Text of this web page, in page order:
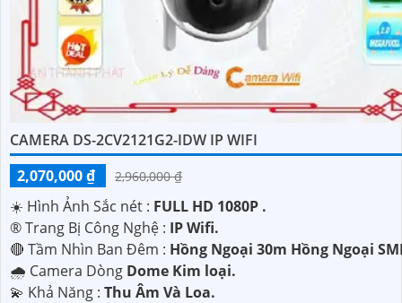
CAMERA DS-2CV2121G2-IDW IP WIFI
2,070,000 ₫
2,960,000 ₫
☀️ Hình Ảnh Sắc nét : FULL HD 1080P .
®️ Trang Bị Công Nghệ : IP Wifi.
🔴 Tầm Nhìn Ban Đêm : Hồng Ngoại 30m Hồng Ngoại
🌧️ Camera Dòng Dome Kim loại.
️💫 Khả Năng : Thu Âm Và Loa.